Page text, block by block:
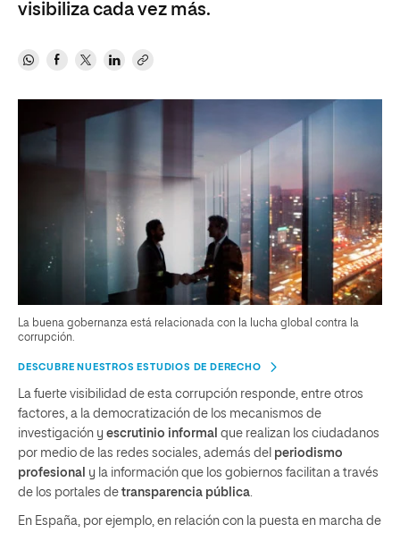
visibiliza cada vez más.
La buena gobernanza está relacionada con la lucha global contra la
corrupción.
DESCUBRE NUESTROS ESTUDIOS DE DERECHO
La fuerte visibilidad de esta corrupción responde, entre otros
factores, a la democratización de los mecanismos de
investigación y escrutinio informal que realizan los ciudadanos
por medio de las redes sociales, además del periodismo
profesional y la información que los gobiernos facilitan a través
de los portales de transparencia pública
En España, por ejemplo, en relación con la puesta en marcha de